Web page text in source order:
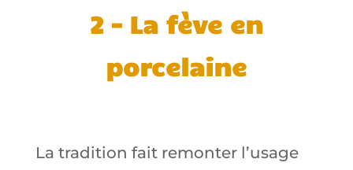
2 – La fève en
porcelaine
La tradition fait remonter l’usage